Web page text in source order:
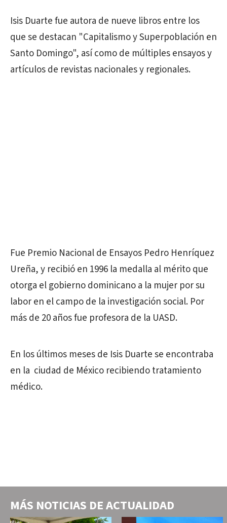
Isis Duarte fue autora de nueve libros entre los
que se destacan "Capitalismo y Superpoblación en
Santo Domingo", así como de múltiples ensayos y
artículos de revistas nacionales y regionales.
Fue Premio Nacional de Ensayos Pedro Henríquez
Ureña, y recibió en 1996 la medalla al mérito que
otorga el gobierno dominicano a la mujer por su
labor en el campo de la investigación social. Por
más de 20 años fue profesora de la UASD.
En los últimos meses de Isis Duarte se encontraba
en la ciudad de México recibiendo tratamiento
médico.
MÁS NOTICIAS DEACTUALIDAD